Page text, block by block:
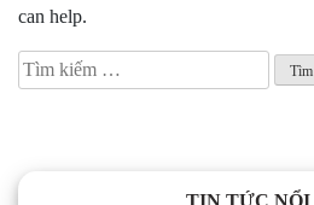
can help.
Tìm
kiếm
TIN TỨC NỔI